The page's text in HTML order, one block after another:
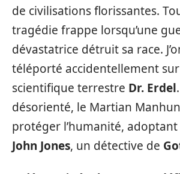
de civilisations florissantes.
tragédie frappe lorsqu’une
dévastatrice détruit sa race.
téléporté accidentellement
scientifique terrestre Dr. Erdel
désorienté, le Martian
protéger l’humanité, adoptant
John Jones, un détective de